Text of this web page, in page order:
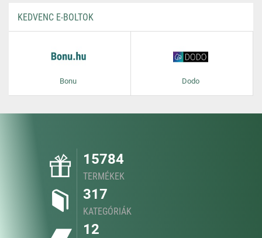
KEDVENC E-BOLTOK
Bonu Dodo
15784
TERMÉKEK
317
KATEGÓRIÁK
12